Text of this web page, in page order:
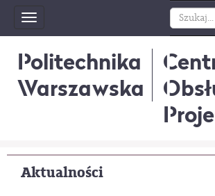
Toggle
navigation
Politechnika
Warszawska
Aktualności